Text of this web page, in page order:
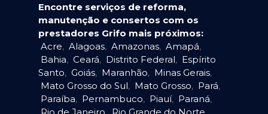
Encontre serviços de reforma,
manutenção e consertos com os
prestadores Grifo mais próximos:
Acre, Alagoas, Amazonas, Amapá,
Bahia, Ceará, Distrito Federal, Espírito
Santo, Goiás, Maranhão, Minas Gerais,
Mato Grosso do Sul, Mato Grosso, Pará,
Paraíba, Pernambuco, Piauí, Paraná,
Rio de Janeiro, Rio Grande do Norte,